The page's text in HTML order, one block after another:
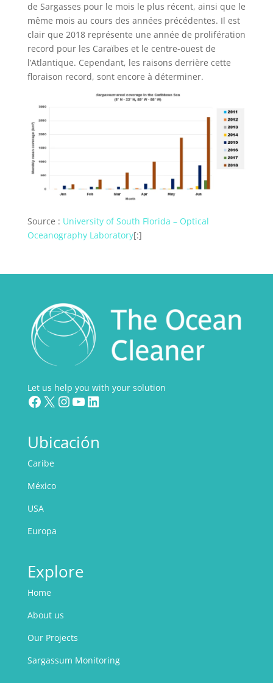
de Sargasses pour le mois le plus récent, ainsi que le
même mois au cours des années précédentes. Il est
clair que 2018 représente une année de prolifération
record pour les Caraïbes et le centre-ouest de
l’Atlantique. Cependant, les raisons derrière cette
floraison record, sont encore à déterminer.
Source : University of South Florida – Optical
Oceanography Laboratory[:]
Let us help you with your solution
Facebook
X Instagram
YouTube
LinkedIn
Ubicación
Caribe
México
USA
Europa
Explore
Home
About us
Our Projects
Sargassum Monitoring